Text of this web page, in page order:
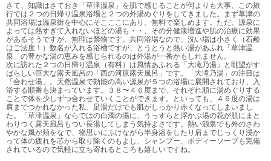
さて、知識はさておき「草津温泉」を肌で感じることが何よりも大事、この旅
行では２つの日帰り温泉浴場と２つの外湯めぐりをしてきました。まず草津の
共同浴場は温泉街を中心にそこここにあり、無料で楽しめます。ただ、源泉に
よっては熱すぎて入れないほどの湯も・・、その分健康増進や肌の治療に効果
があるそうですが、無理は禁物です。共同浴場なので、洗い場は小さく（石鹸
はご法度！）数名が入れる浴槽ですが、とうとうと熱い湯があふれ「草津温
泉」の豊かな湯の恵みを感じられるのは外湯が一番かもしれません。
次に訪れた２つの日帰り温泉（有料）は風情あふれる「大滝乃湯」と眺望がす
ばらしい巨大な露天風呂の「西の河原露天風呂」です。「大滝乃湯」の注目は
「合わせ湯」。天然温泉で効能の高い源泉が５つの浴場に展開されており、入
浴する順番も決まっています。３８〜４６度まで、それぞれ順に湯めぐりする
ことで体を少しずつ合わせていくことができます。といっても、４６度の湯は
肩までつかれなかった私、足湯だけでも肌がしっかり赤くなってしまいまし
た。「草津温泉」ならではの白濁の湯に、うっすらと浮かぶ湯の花が肌にまと
わりつく露天風呂もつい長湯してしまう気持よさです。熱い源泉でも外のさわ
やかな風が頬をなで、物思いにふけながら半身浴をしたり肩までじっくり浸か
って体の疲れを芯から取り除くのもよし、シャンプー、ボディーソープも完備
されているので気軽に立ち寄れるところも嬉しいですね。